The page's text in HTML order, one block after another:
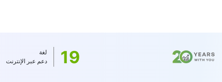
19
لغة
دعم عبر الإنترنت